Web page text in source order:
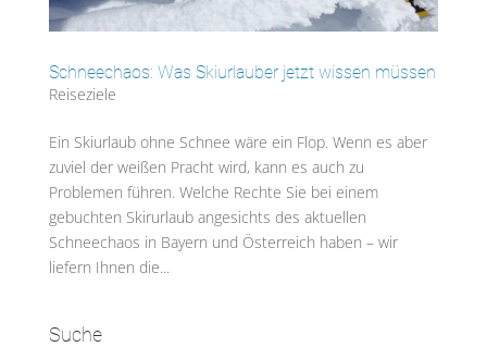
Schneechaos: Was Skiurlauber jetzt wissen müssen
Reiseziele
Ein Skiurlaub ohne Schnee wäre ein Flop. Wenn es aber
zuviel der weißen Pracht wird, kann es auch zu
Problemen führen. Welche Rechte Sie bei einem
gebuchten Skirurlaub angesichts des aktuellen
Schneechaos in Bayern und Österreich haben – wir
liefern Ihnen die...
Suche